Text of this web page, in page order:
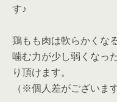
す♪
鶏もも肉は軟らかくな
噛む力が少し弱くなっ
り頂けます。
（※個人差がございま